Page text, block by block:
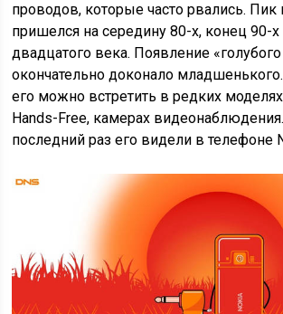
проводов, которые часто рвались. Пик
пришелся на середину 80-х, конец 90-х
двадцатого века. Появление «голубого
окончательно доконало
его можно встретить в редких
Hands-Free, камерах
последний раз его видели в телефоне